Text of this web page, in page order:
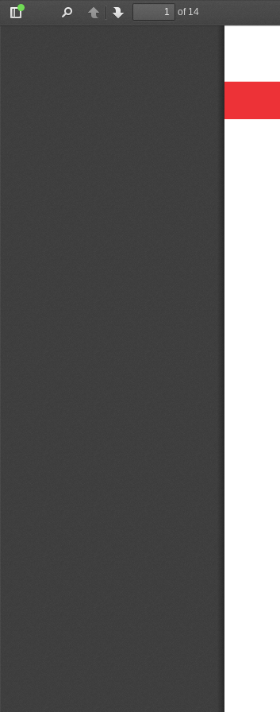
Toggle
PreviousNext
of 14